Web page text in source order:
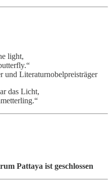
light,
und Literaturnobelpreisträger
das Licht,
Pattaya ist geschlossen